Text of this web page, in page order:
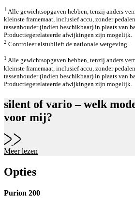
1 Alle gewichtsopgaven hebben, tenzij anders
kleinste framemaat, inclusief accu, zonder
tassenhouder (indien beschikbaar) in plaats van
Productiegerelateerde afwijkingen zijn mogelijk.
2 Controleer alstublieft de nationale wetgeving.
1 Alle gewichtsopgaven hebben, tenzij anders
kleinste framemaat, inclusief accu, zonder
tassenhouder (indien beschikbaar) in plaats van
Productiegerelateerde afwijkingen zijn mogelijk.
silent of vario – welk
voor mij?
Meer lezen
Opties
Purion 200